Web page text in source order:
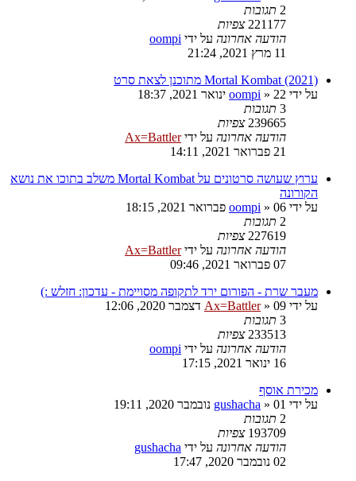
2 תגובות
221177 צפיות
הודעה אחרונה על ידי oompi
11 מרץ 2021, 21:24
Mortal Kombat (2021) מתוכנן לצאת סרט
על ידי
oompi » 22 ינואר 2021, 18:37
3 תגובות
239665 צפיות
הודעה אחרונה על ידיAx=Battler
21 פברואר 2021, 14:11
ערוץ שעושה סרטונים על Mortal Kombat משלב בתוכו את נושא
הקורונה
על ידי
oompi » 06 פברואר 2021, 18:15
2 תגובות
227619 צפיות
הודעה אחרונה על ידיAx=Battler
07 פברואר 2021, 09:46
מעבר שרת - הפורום ירד לתקופה מסויימת - עדכון: חזלש :)
על ידי
Ax=Battler» 09 דצמבר 2020, 12:06
3 תגובות
233513 צפיות
הודעה אחרונה על ידי oompi
16 ינואר 2021, 17:15
מכירת אוסף
על ידי
gushacha » 01 נובמבר 2020, 19:11
2 תגובות
193709 צפיות
הודעה אחרונה על ידי gushacha
02 נובמבר 2020, 17:47